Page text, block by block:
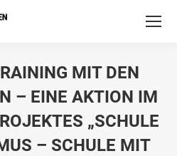
MIT DEN
– EINE AKTION IM
„SCHULE
– SCHULE MIT